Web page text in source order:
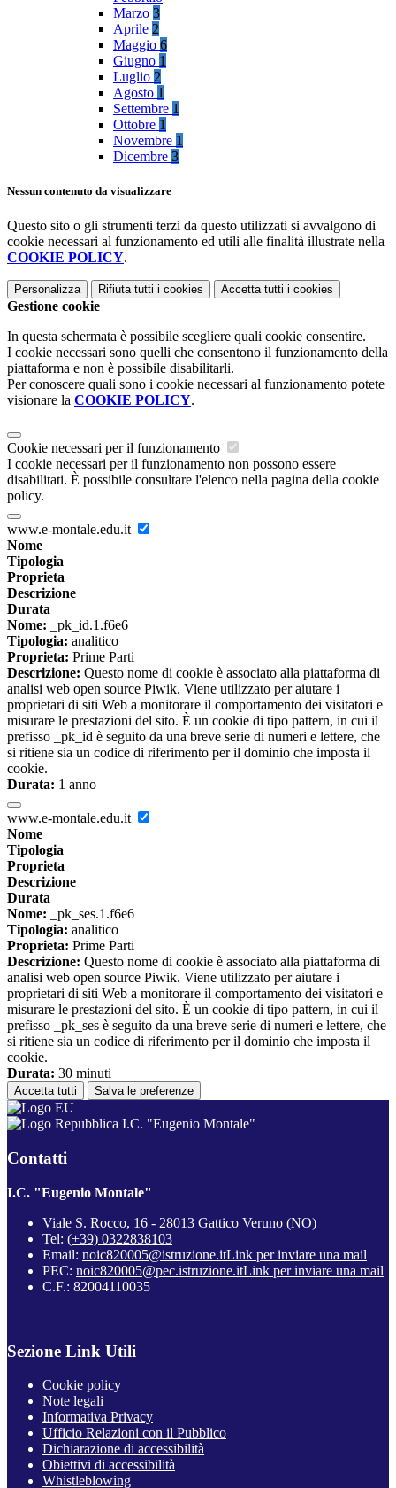
Marzo 3
Aprile 2
Maggio 6
Giugno 1
Luglio 2
Agosto 1
Settembre 1
Ottobre 1
Novembre 1
Dicembre 3
Nessun contenuto da visualizzare
Questo sito o gli strumenti terzi da questo utilizzati si avvalgono di
cookie necessari al funzionamento ed utili alle finalità illustrate nella
COOKIE POLICY.
Personalizza Rifiuta tutti i cookies Accetta tutti i cookies
Gestione cookie
In questa schermata è possibile scegliere quali cookie consentire.
I cookie necessari sono quelli che consentono il funzionamento della
piattaforma e non è possibile disabilitarli.
Per conoscere quali sono i cookie necessari al funzionamento potete
visionare la COOKIE POLICY.
Cookie necessari per il funzionamento
I cookie necessari per il funzionamento non possono essere
disabilitati. È possibile consultare l'elenco nella pagina della cookie
policy.
www.e-montale.edu.it
Nome
Tipologia
Proprieta
Descrizione
Durata
Nome: _pk_id.1.f6e6
Tipologia: analitico
Proprieta: Prime Parti
Descrizione: Questo nome di cookie è associato alla piattaforma di
analisi web open source Piwik. Viene utilizzato per aiutare i
proprietari di siti Web a monitorare il comportamento dei visitatori e
misurare le prestazioni del sito. È un cookie di tipo pattern, in cui il
prefisso _pk_id è seguito da una breve serie di numeri e lettere, che
si ritiene sia un codice di riferimento per il dominio che imposta il
cookie.
Durata: 1 anno
www.e-montale.edu.it
Nome
Tipologia
Proprieta
Descrizione
Durata
Nome: _pk_ses.1.f6e6
Tipologia: analitico
Proprieta: Prime Parti
Descrizione: Questo nome di cookie è associato alla piattaforma di
analisi web open source Piwik. Viene utilizzato per aiutare i
proprietari di siti Web a monitorare il comportamento dei visitatori e
misurare le prestazioni del sito. È un cookie di tipo pattern, in cui il
prefisso _pk_ses è seguito da una breve serie di numeri e lettere, che
si ritiene sia un codice di riferimento per il dominio che imposta il
cookie.
Durata: 30 minuti
Accetta tutti Salva le preferenze
I.C. "Eugenio Montale"
Contatti
I.C. "Eugenio Montale"
Viale S. Rocco, 16 - 28013 Gattico Veruno (NO)
Tel: (+39) 0322838103
Email: noic820005@istruzione.itLink per inviare una mail
PEC: noic820005@pec.istruzione.itLink per inviare una mail
C.F.: 82004110035
Sezione Link Utili
Cookie policy
Note legali
Informativa Privacy
Ufficio Relazioni con il Pubblico
Dichiarazione di accessibilità
Obiettivi di accessibilità
Whistleblowing